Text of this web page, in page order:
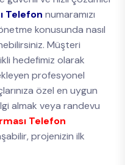
Telefon numaramızı
konusunda nasıl
Müşteri
hedefimiz olarak
profesyonel
özel en uygun
almak veya randevu
Telefon
projenizin ilk